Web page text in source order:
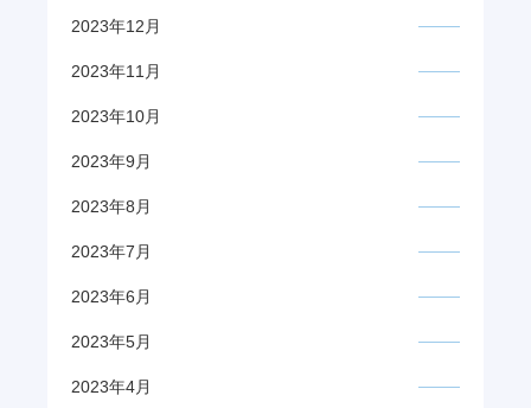
2023年12月
2023年11月
2023年10月
2023年9月
2023年8月
2023年7月
2023年6月
2023年5月
2023年4月